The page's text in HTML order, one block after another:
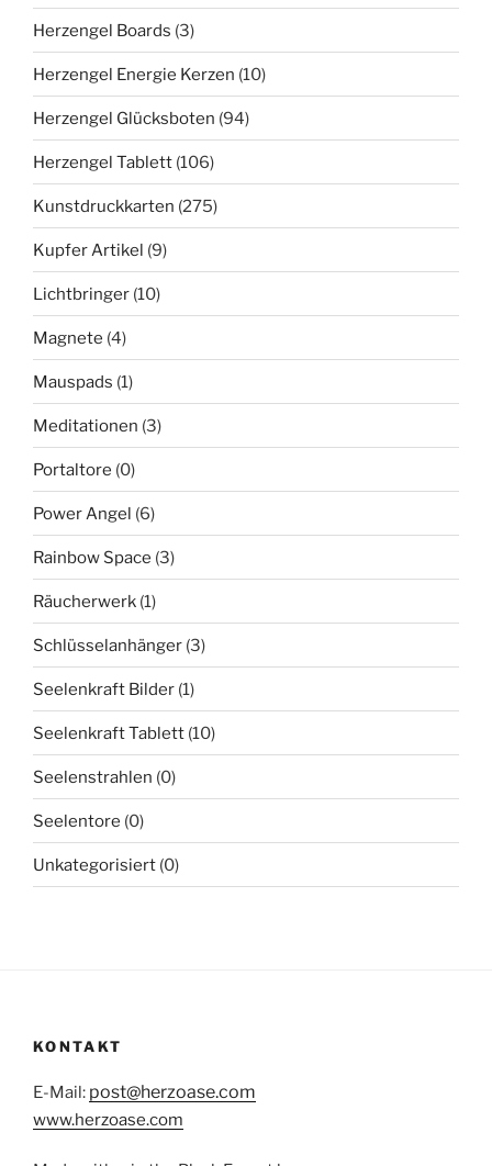
Herzengel Boards (3)
Herzengel Energie Kerzen (10)
Herzengel Glücksboten (94)
Herzengel Tablett (106)
Kunstdruckkarten (275)
Kupfer Artikel (9)
Lichtbringer (10)
Magnete (4)
Mauspads (1)
Meditationen (3)
Portaltore (0)
Power Angel (6)
Rainbow Space (3)
Räucherwerk (1)
Schlüsselanhänger (3)
Seelenkraft Bilder (1)
Seelenkraft Tablett (10)
Seelenstrahlen (0)
Seelentore (0)
Unkategorisiert (0)
KONTAKT
E-Mail: post@herzoase.com
www.herzoase.com